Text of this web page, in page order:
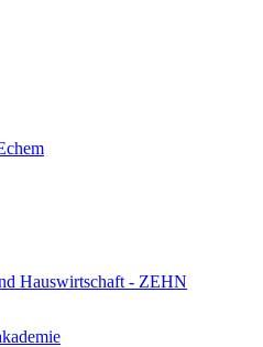
Hauswirtschaft - ZEHN